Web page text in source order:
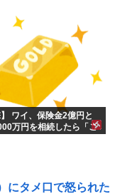
】 ワイ、保険金2億円と
万円を相続したら「こ
にタメ口で怒られた